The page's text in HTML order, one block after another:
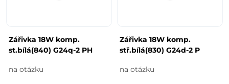
Zářivka 18W komp.
st.bílá(840) G24q-2 PH
na otázku
Zářivka 18W komp.
stř.bílá(830) G24d-2 P
na otázku